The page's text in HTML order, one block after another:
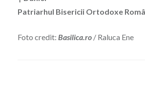
Patriarhul Bisericii Ortodoxe
Foto credit: Basilica.ro/ Raluca Ene